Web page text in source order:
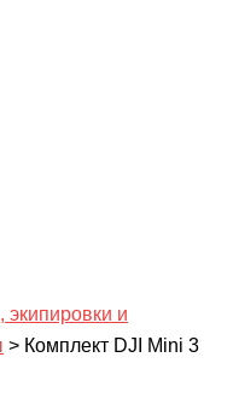
экипировки и
> Комплект DJI Mini 3